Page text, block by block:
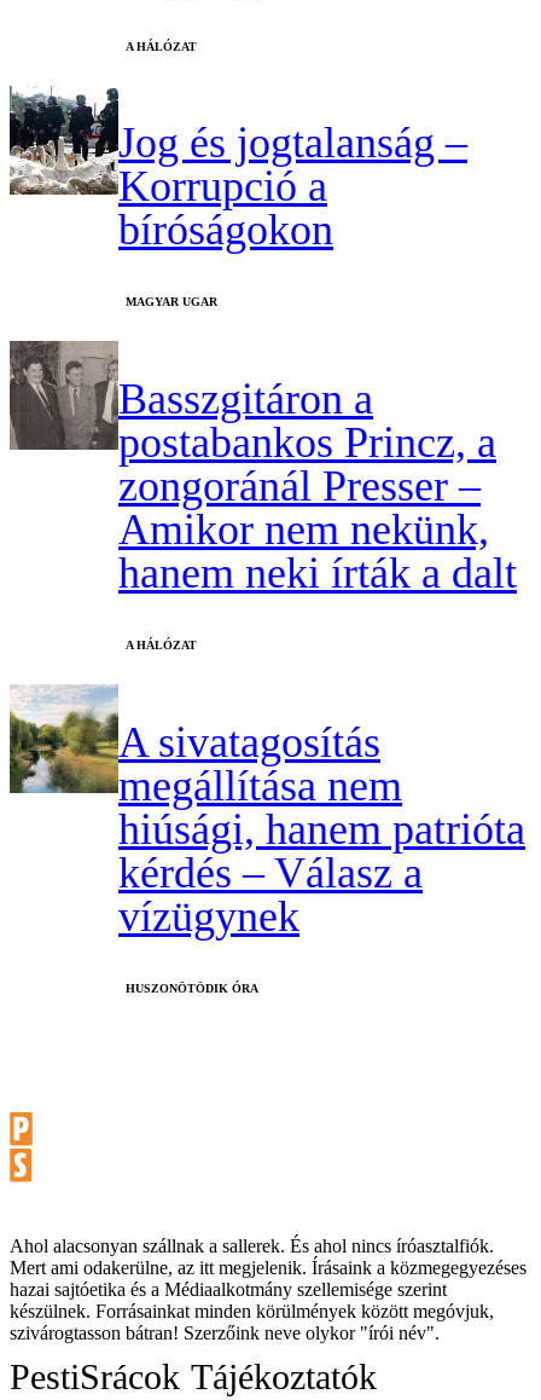
A HÁLÓZAT
Jog és jogtalanság –
Korrupció a
bíróságokon
MAGYAR UGAR
Basszgitáron a
postabankos Princz, a
zongoránál Presser –
Amikor nem nekünk,
hanem neki írták a dalt
A HÁLÓZAT
A sivatagosítás
megállítása nem
hiúsági, hanem patrióta
kérdés – Válasz a
vízügynek
HUSZONÖTÖDIK ÓRA
Ahol alacsonyan szállnak a sallerek. És ahol nincs íróasztalfiók.
Mert ami odakerülne, az itt megjelenik. Írásaink a közmegegyezéses
hazai sajtóetika és a Médiaalkotmány szellemisége szerint
készülnek. Forrásainkat minden körülmények között megóvjuk,
szivárogtasson bátran! Szerzőink neve olykor "írói név".
PestiSrácok Tájékoztatók